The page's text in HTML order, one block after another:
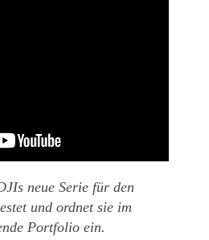
neue Serie für den
und ordnet sie im
Portfolio ein.